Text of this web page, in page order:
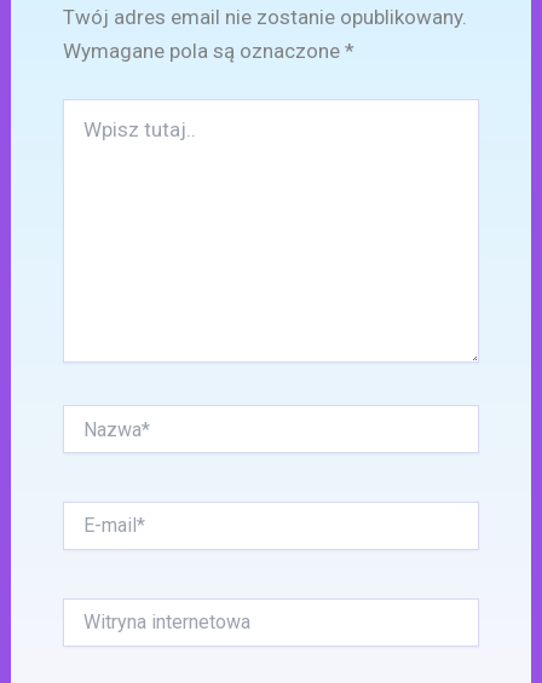
Twój adres email nie zostanie opublikowany.
Wymagane pola są oznaczone *
tutaj..
mail*
internetowa